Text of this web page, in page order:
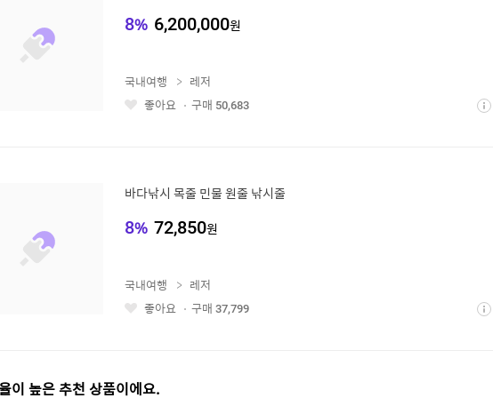
8% 6,200,000원
좋 상
국내여행
레저
좋아요
구매 50,683
바다낚시 목줄 민물 원줄 낚시줄
8% 72,850원
좋 상
국내여행
레저
좋아요
구매 37,799
이 높은 추천 상품이에요.